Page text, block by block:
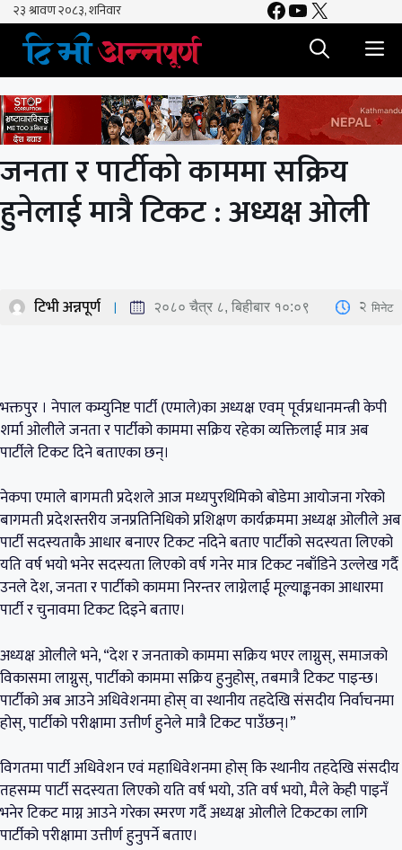
Skip
content
Facebook
YouTube
X
जनता र पार्टीको काममा सक्रिय
हुनेलाई मात्रै टिकट : अध्यक्ष ओली
टिभी अन्नपूर्ण २०८० चैत्र ८, बिहीबार १०:०९ 2 मिनेट
भक्तपुर । नेपाल कम्युनिष्ट पार्टी (एमाले)का अध्यक्ष एवम् पूर्वप्रधानमन्त्री केपी
शर्मा ओलीले जनता र पार्टीको काममा सक्रिय रहेका व्यक्तिलाई मात्र अब
पार्टीले टिकट दिने बताएका छन्।
नेकपा एमाले बागमती प्रदेशले आज मध्यपुरथिमिको बोडेमा आयोजना गरेको
बागमती प्रदेशस्तरीय जनप्रतिनिधिको प्रशिक्षण कार्यक्रममा अध्यक्ष ओलीले अब
पार्टी सदस्यताकै आधार बनाएर टिकट नदिने बताए पार्टीको सदस्यता लिएको
यति वर्ष भयो भनेर सदस्यता लिएको वर्ष गनेर मात्र टिकट नबाँडिने उल्लेख गर्दै
उनले देश, जनता र पार्टीको काममा निरन्तर लाग्नेलाई मूल्याङ्कनका आधारमा
पार्टी र चुनावमा टिकट दिइने बताए।
अध्यक्ष ओलीले भने, “देश र जनताको काममा सक्रिय भएर लाग्नुस्, समाजको
विकासमा लाग्नुस्, पार्टीको काममा सक्रिय हुनुहोस्, तबमात्रै टिकट पाइन्छ।
पार्टीको अब आउने अधिवेशनमा होस् वा स्थानीय तहदेखि संसदीय निर्वाचनमा
होस्, पार्टीको परीक्षामा उत्तीर्ण हुनेले मात्रै टिकट पाउँछन्।”
विगतमा पार्टी अधिवेशन एवं महाधिवेशनमा होस् कि स्थानीय तहदेखि संसदीय
तहसम्म पार्टी सदस्यता लिएको यति वर्ष भयो, उति वर्ष भयो, मैले केही पाइनँ
भनेर टिकट माग्न आउने गरेका स्मरण गर्दै अध्यक्ष ओलीले टिकटका लागि
पार्टीको परीक्षामा उत्तीर्ण हुनुपर्ने बताए।